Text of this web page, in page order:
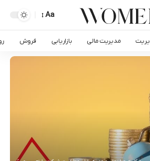
Aa
مدیریت مالی بازاریابی فروش